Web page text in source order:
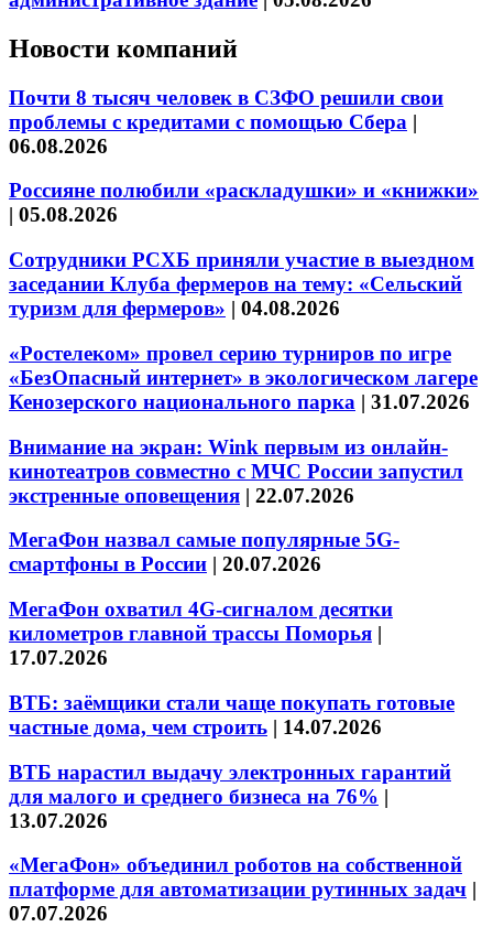
Новости компаний
Почти 8 тысяч человек в СЗФО решили свои
проблемы с кредитами с помощью Сбера |
06.08.2026
Россияне полюбили «раскладушки» и «книжки»
| 05.08.2026
Сотрудники РСХБ приняли участие в выездном
заседании Клуба фермеров на тему: «Сельский
туризм для фермеров» | 04.08.2026
«Ростелеком» провел серию турниров по игре
«БезОпасный интернет» в экологическом лагере
Кенозерского национального парка | 31.07.2026
Внимание на экран: Wink первым из онлайн-
кинотеатров совместно с МЧС России запустил
экстренные оповещения | 22.07.2026
МегаФон назвал самые популярные 5G-
смартфоны в России | 20.07.2026
МегаФон охватил 4G-сигналом десятки
километров главной трассы Поморья |
17.07.2026
ВТБ: заёмщики стали чаще покупать готовые
частные дома, чем строить | 14.07.2026
ВТБ нарастил выдачу электронных гарантий
для малого и среднего бизнеса на 76% |
13.07.2026
«МегаФон» объединил роботов на собственной
платформе для автоматизации рутинных задач |
07.07.2026